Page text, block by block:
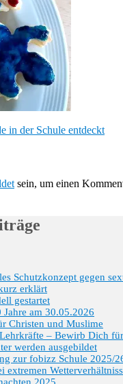
in der Schule entdeckt
sein, um einen
Schutzkonzept gegen
erklärt
gestartet
Jahre am 30.05.2026
Christen und Muslime
– Bewirb Dich
werden ausgebildet
zur fobizz Schule 2025/
extremen
2025